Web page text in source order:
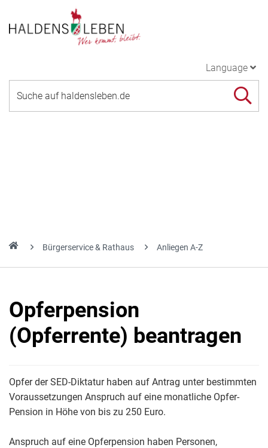
Language
Bürgerservice & Rathaus Anliegen A-Z
Opferpension
(Opferrente) beantragen
Opfer der SED-Diktatur haben auf Antrag unter bestimmten
Voraussetzungen Anspruch auf eine monatliche Opfer-
Pension in Höhe von bis zu 250 Euro.
Anspruch auf eine Opferpension haben Personen,